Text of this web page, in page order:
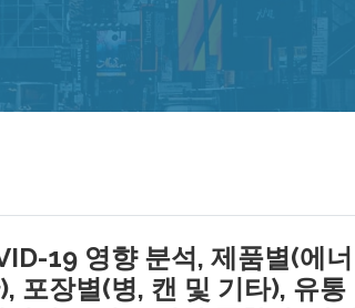
19 영향 분석, 제품별(에너
포장별(병, 캔 및 기타), 유통